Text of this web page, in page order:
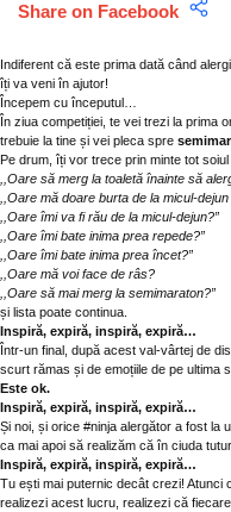
Share on Facebook
Indiferent că este prima dată când
îți va veni în ajutor!
Începem cu începutul…
În ziua competiției, te vei trezi la prima
trebuie la tine și vei pleca spre
Pe drum, îți vor trece prin minte tot
,,Oare să merg la toaletă înainte să
,,Oare mă doare burta de la micul-
,,Oare îmi va fi rău de la micul-dejun?”
,,Oare îmi bate inima prea repede?”
,,Oare îmi bate inima prea încet?”
,,Oare mă voi face de râs?
,,Oare să mai merg la semimaraton?”
și lista poate continua.
Inspiră, expiră, inspiră, expiră…
Într-un final, după acest val-vârtej de
scurt rămas și de emoțiile de pe ultima
Este ok.
Inspiră, expiră, inspiră, expiră…
Și noi, și orice #ninja alergător a fost la
ca mai apoi să realizăm că în ciuda
Inspiră, expiră, inspiră, expiră…
Tu ești mai puternic decât crezi! Atunci
realizezi acest lucru, realizezi că